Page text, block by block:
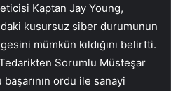
Kaptan Jay Young,
kusursuz siber durumunun
mümkün kıldığını belirtti.
Sorumlu Müsteşar
ordu ile sanayi